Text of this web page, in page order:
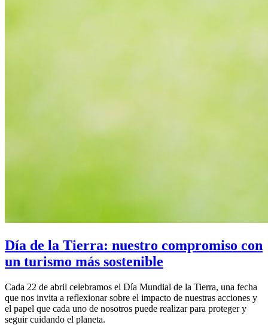
Día de la Tierra: nuestro compromiso con
un turismo más sostenible
Cada 22 de abril celebramos el Día Mundial de la Tierra, una fecha
que nos invita a reflexionar sobre el impacto de nuestras acciones y
el papel que cada uno de nosotros puede realizar para proteger y
seguir cuidando el planeta.